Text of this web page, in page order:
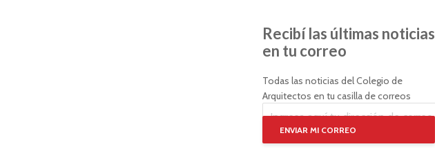
Recibí las últimas noticias
en tu correo
Todas las noticias del Colegio de
Arquitectos en tu casilla de correos
ENVIAR MI CORREO